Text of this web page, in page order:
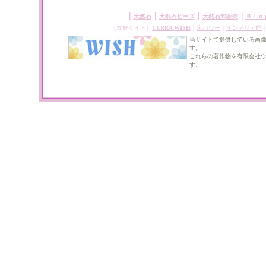
天然石｜ 天然石ビーズ｜ 天然石卸販売｜
Ｂｌｏ
［友好サイト］ TERRA WISH 炭パワー インテリア館
当サイトで提供している画
す。
これらの著作物を有限会社
す。